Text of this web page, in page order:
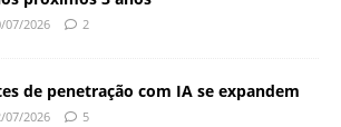
07/2026 2
de penetração com IA se expandem
07/2026 5